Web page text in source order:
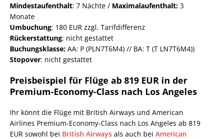
Mindestaufenthalt: 7 Nächte / Maximalaufenthalt: 3
Monate
Umbuchung: 180 EUR zzgl. Tarifdifferenz
Rückerstattung: nicht gestattet
Buchungsklasse: AA: P (PLN7T6M4) // BA: T (T LN7T6M4))
Stopover: nicht gestattet
Preisbeispiel für Flüge ab 819 EUR in der
Premium-Economy-Class nach Los Angeles
Ihr könnt die Flüge mit British Airways und American
Airlines Premium-Economy-Class nach Los Angeles ab 819
EUR sowohl bei British Airways als auch bei American